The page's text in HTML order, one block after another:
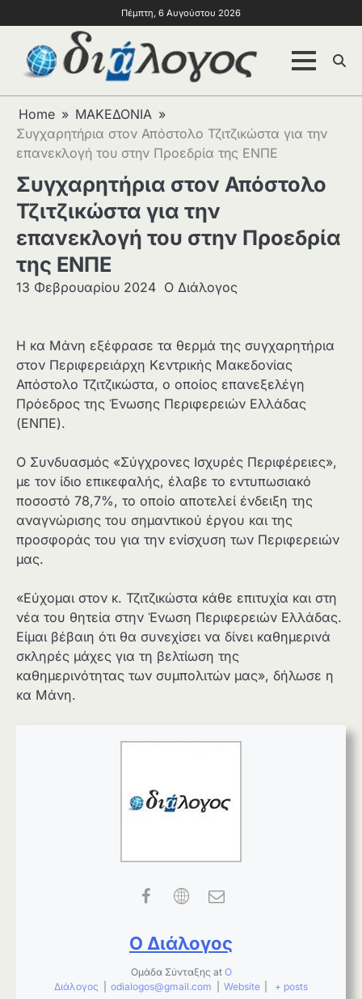
Πέμπτη, 6 Αυγούστου 2026
Home
ΜΑΚΕΔΟΝΙΑ
Συγχαρητήρια στον Απόστολο Τζιτζικώστα για την
επανεκλογή του στην Προεδρία της ΕΝΠΕ
Συγχαρητήρια στον Απόστολο
Τζιτζικώστα για την
επανεκλογή του στην Προεδρία
της ΕΝΠΕ
13 Φεβρουαρίου 2024 Ο Διάλογος
Η κα Μάνη εξέφρασε τα θερμά της συγχαρητήρια
στον Περιφερειάρχη Κεντρικής Μακεδονίας
Απόστολο Τζιτζικώστα, ο οποίος επανεξελέγη
Πρόεδρος της Ένωσης Περιφερειών Ελλάδας
(ΕΝΠΕ).
Ο Συνδυασμός «Σύγχρονες Ισχυρές Περιφέρειες»,
με τον ίδιο επικεφαλής, έλαβε το εντυπωσιακό
ποσοστό 78,7%, το οποίο αποτελεί ένδειξη της
αναγνώρισης του σημαντικού έργου και της
προσφοράς του για την ενίσχυση των Περιφερειών
μας.
«Εύχομαι στον κ. Τζιτζικώστα κάθε επιτυχία και στη
νέα του θητεία στην Ένωση Περιφερειών Ελλάδας.
Είμαι βέβαιη ότι θα συνεχίσει να δίνει καθημερινά
σκληρές μάχες για τη βελτίωση της
καθημερινότητας των συμπολιτών μας», δήλωσε η
κα Μάνη.
Ο Διάλογος
Ομάδα Σύνταξης at Ο
Διάλογος
odialogos@gmail.com Website + posts